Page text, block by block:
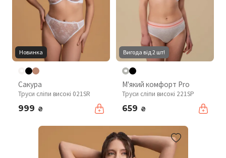
Новинка
Сакура
Труси сліпи високі 021SR
999 ₴
Вигода від 2 шт!
М'який комфорт Pro
Труси сліпи високі 221SP
659 ₴